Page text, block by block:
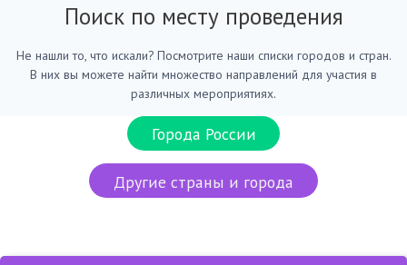
Поиск по месту проведения
Не нашли то, что искали? Посмотрите наши списки городов и стран.
В них вы можете найти множество направлений для участия в
различных мероприятиях.
Города России
Другие страны и города